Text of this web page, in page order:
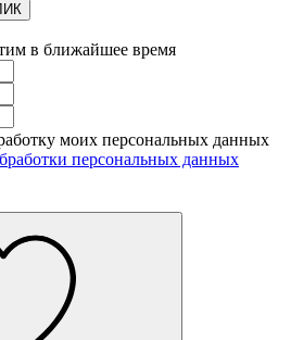
в ближайшее время
моих персональных данных
персональных данных